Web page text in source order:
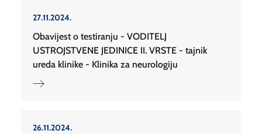
27.11.2024.
Obavijest o testiranju - VODITELJ
USTROJSTVENE JEDINICE II. VRSTE - tajnik
ureda klinike - Klinika za neurologiju
26.11.2024.